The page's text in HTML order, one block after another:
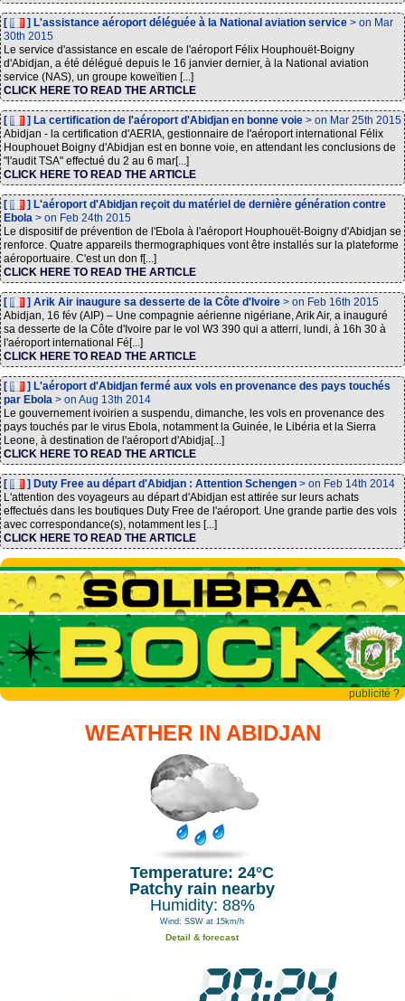
[ ] L'assistance aéroport déléguée à la National aviation service > on Mar
30th 2015
Le service d'assistance en escale de l'aéroport Félix Houphouët-Boigny
d'Abidjan, a été délégué depuis le 16 janvier dernier, à la National aviation
service (NAS), un groupe koweïtien [...]
CLICK HERE TO READ THE ARTICLE
[ ] La certification de l'aéroport d'Abidjan en bonne voie > on Mar 25th 2015
Abidjan - la certification d'AERIA, gestionnaire de l'aéroport international Félix
Houphouet Boigny d'Abidjan est en bonne voie, en attendant les conclusions de
"l'audit TSA" effectué du 2 au 6 mar[...]
CLICK HERE TO READ THE ARTICLE
[
] L'aéroport d'Abidjan reçoit du matériel de dernière génération contre
Ebola > on Feb 24th 2015
Le dispositif de prévention de l'Ebola à l'aéroport Houphouët-Boigny d'Abidjan se
renforce. Quatre appareils thermographiques vont être installés sur la plateforme
aéroportuaire. C'est un don f[...]
CLICK HERE TO READ THE ARTICLE
[ ] Arik Air inaugure sa desserte de la Côte d'Ivoire > on Feb 16th 2015
Abidjan, 16 fév (AIP) – Une compagnie aérienne nigériane, Arik Air, a inauguré
sa desserte de la Côte d'Ivoire par le vol W3 390 qui a atterri, lundi, à 16h 30 à
l'aéroport international Fé[...]
CLICK HERE TO READ THE ARTICLE
[
] L'aéroport d'Abidjan fermé aux vols en provenance des pays touchés
par Ebola > on Aug 13th 2014
Le gouvernement ivoirien a suspendu, dimanche, les vols en provenance des
pays touchés par le virus Ebola, notamment la Guinée, le Libéria et la Sierra
Leone, à destination de l'aéroport d'Abidja[...]
CLICK HERE TO READ THE ARTICLE
[ ] Duty Free au départ d'Abidjan : Attention Schengen > on Feb 14th 2014
L'attention des voyageurs au départ d'Abidjan est attirée sur leurs achats
effectués dans les boutiques Duty Free de l'aéroport. Une grande partie des vols
avec correspondance(s), notamment les [...]
CLICK HERE TO READ THE ARTICLE
publicité ?
WEATHER IN ABIDJAN
Temperature: 24°C
Patchy rain nearby
Humidity: 88%
Wind: SSW at 15km/h
Detail & forecast